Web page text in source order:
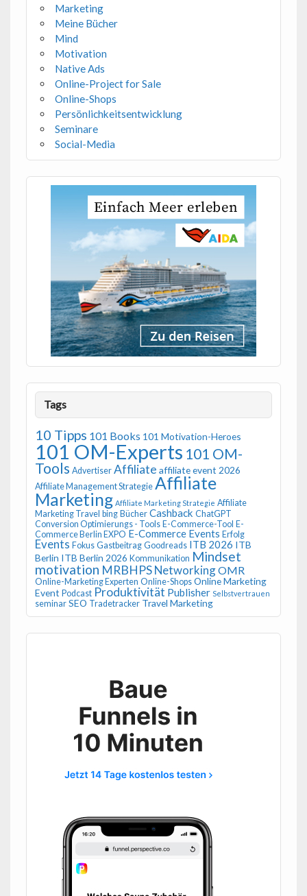
Marketing
Meine Bücher
Mind
Motivation
Native Ads
Online-Project for Sale
Online-Shops
Persönlichkeitsentwicklung
Seminare
Social-Media
Tags
10 Tipps 101 Books 101 Motivation-Heroes
101 OM-Experts 101 OM-
Tools Advertiser Affiliate affiliate event 2026
Affiliate Management Strategie Affiliate
Marketing Affiliate Marketing Strategie Affiliate
Marketing Travel bing Bücher Cashback ChatGPT
Conversion Optimierungs - Tools E-Commerce-Tool E-
Commerce Berlin EXPO E-Commerce Events Erfolg
Events Fokus Gastbeitrag Goodreads ITB 2026 ITB
Berlin ITB Berlin 2026 Kommunikation Mindset
motivation MRBHPSNetworkingOMR
Online-Marketing Experten Online-Shops Online Marketing
Event Podcast Produktivität Publisher Selbstvertrauen
seminar SEO Tradetracker Travel Marketing